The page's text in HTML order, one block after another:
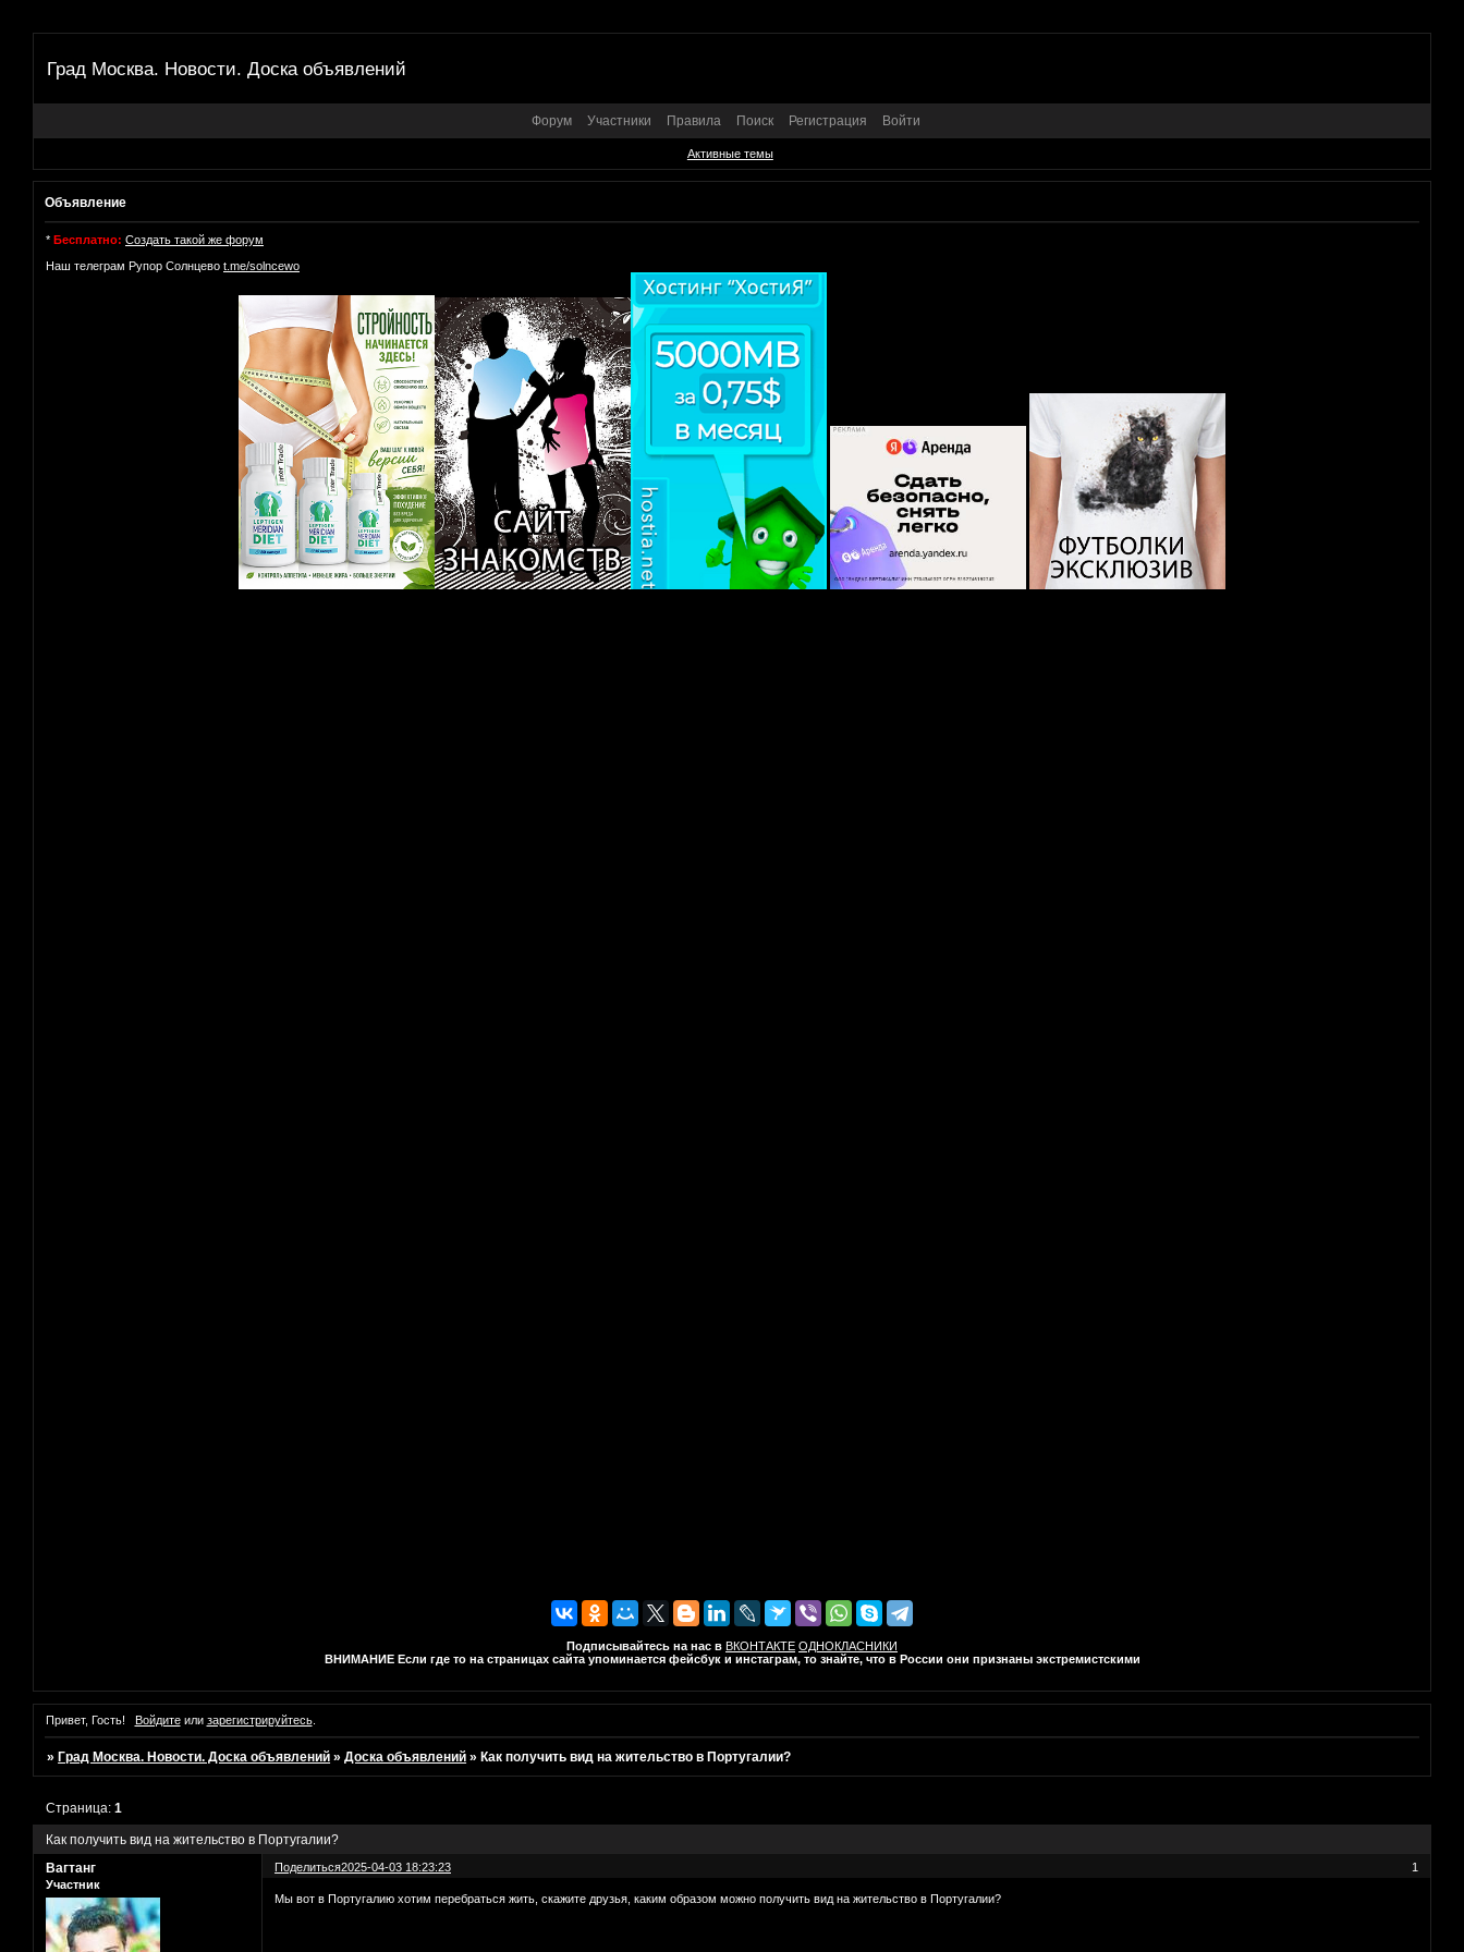
Град Москва. Новости. Доска объявлений
Форум Участники Правила Поиск Регистрация Войти
Активные темы
Объявление
* Бесплатно: Создать такой же форум
Наш телеграм Рупор Солнцево t.me/solncewo
Подписывайтесь на нас в ВКОНТАКТЕ ОДНОКЛАСНИКИ
ВНИМАНИЕ Если где то на страницах сайта упоминается фейсбук и инстаграм, то знайте, что в России они признаны экстремистскими
Привет, Гость! Войдитеили зарегистрируйтесь.
» Град Москва. Новости. Доска объявлений »Доска объявлений » Как получить вид на жительство в Португалии?
Как получить вид на жительство в Португалии?
Страница:1
Поделиться 1
2025-04-03 18:23:23
Вагтанг
Участник
Мы вот в Португалию хотим перебраться жить, скажите друзья, каким образом можно получить вид на жительство в Португалии?